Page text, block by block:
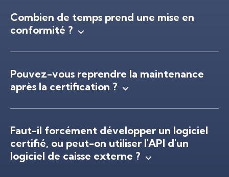
Combien de temps prend une mise en
conformité ?
Pouvez-vous reprendre la maintenance
après la certification ?
Faut-il forcément développer un logiciel
certifié, ou peut-on utiliser l'API d'un
logiciel de caisse externe ?